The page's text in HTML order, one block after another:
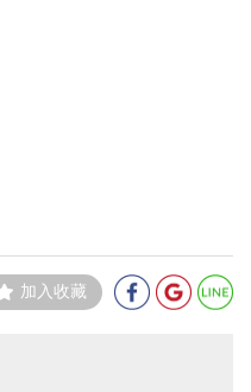
加入收藏